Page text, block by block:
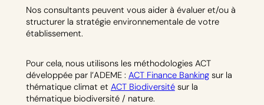
Nos consultants peuvent vous aider à évaluer et/ou à
structurer la stratégie environnementale de votre
établissement.
Pour cela, nous utilisons les méthodologies ACT
développée par l’ADEME : ACT Finance Bankingsur la
thématique climat et ACT Biodiversitésur la
thématique biodiversité / nature.